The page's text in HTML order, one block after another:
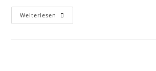
Weiterlesen